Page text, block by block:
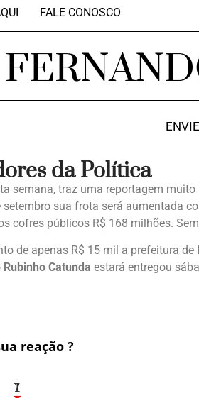
FALE CONOSCO
da Política
semana, traz uma reportagem
setembro sua frota será aumentada
cofres públicos R$ 168 milhões.
de apenas R$ 15 mil a prefeitura
Rubinho Catunda estará entregou
reação ?
1
7